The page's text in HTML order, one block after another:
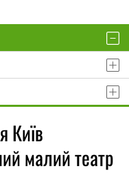
Київ
малий театр